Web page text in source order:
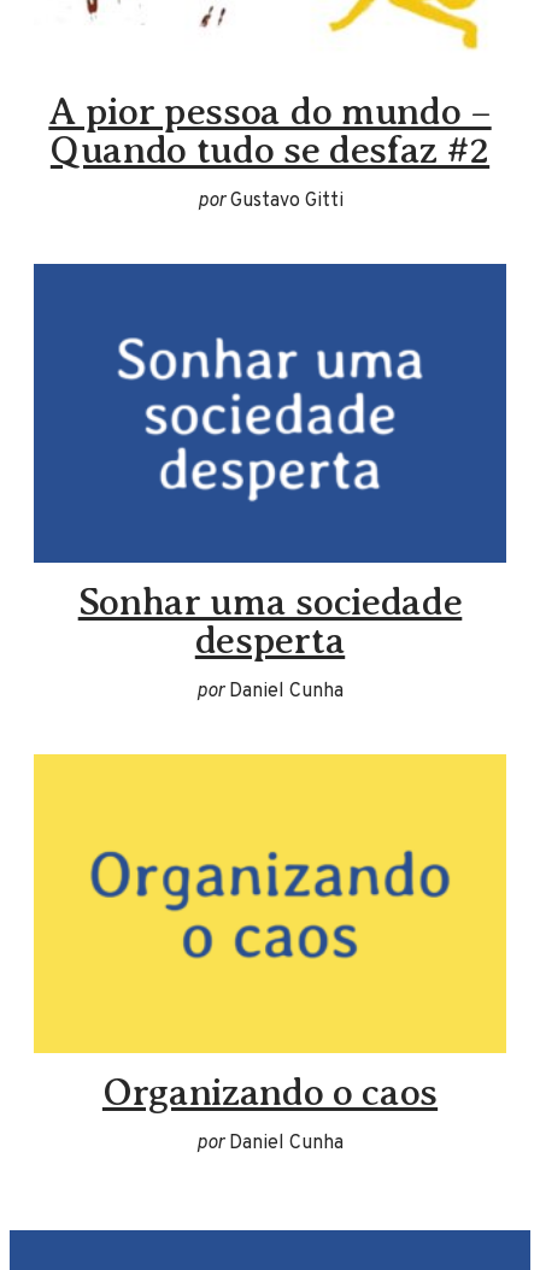
A pior pessoa do mundo –
Quando tudo se desfaz #2
porGustavo Gitti
Sonhar uma sociedade
desperta
porDaniel Cunha
Organizando o caos
porDaniel Cunha